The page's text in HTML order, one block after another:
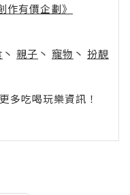
作有價企劃》
丶 親子 丶 寵物 丶 扮靚
吃喝玩樂資訊！